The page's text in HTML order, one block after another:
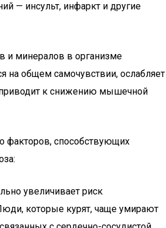
— инсульт, инфаркт и другие
и минералов в организме
на общем самочувствии, ослабляет
к снижению мышечной
факторов, способствующих
увеличивает риск
которые курят, чаще умирают